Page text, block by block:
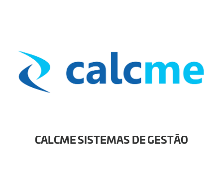
CALCME SISTEMAS DE GESTÃO